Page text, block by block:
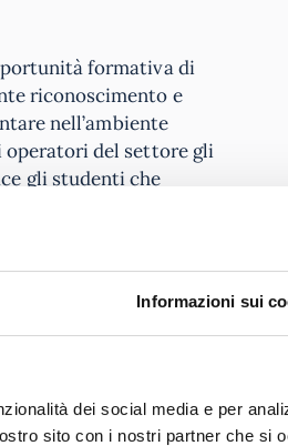
Informazioni sui
dei social media e per
sito con i nostri partner che si
formativa di
riconoscimento e
nell’ambiente
operatori del settore gli
gli studenti che
e l’analisi di strategie di
che socio-
e della creazione di
desiderosi di
degli studenti con